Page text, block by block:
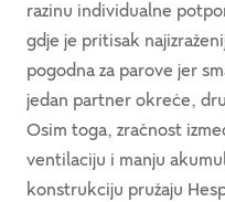
razinu individualne
gdje je pritisak
pogodna za parove jer
jedan partner okreće,
Osim toga, zračnost
ventilaciju i manju
konstrukciju pružaju